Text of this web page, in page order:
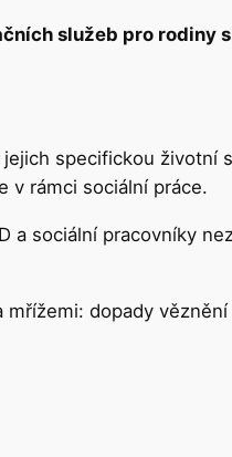
služeb pro rodiny
specifickou
v rámci sociální práce.
a sociální pracovníky
dopady věznění